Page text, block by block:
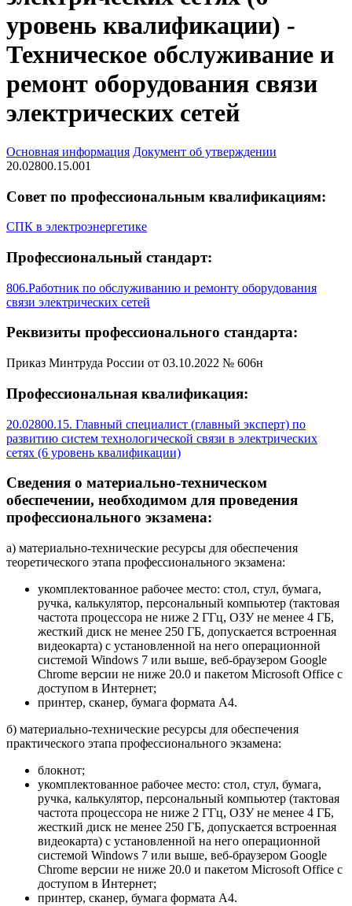
уровень квалификации) -
Техническое обслуживание и
ремонт оборудования связи
электрических сетей
Основная информация Документ об утверждении
20.02800.15.001
Совет по профессиональным квалификациям:
СПК в электроэнергетике
Профессиональный стандарт:
806.Работник по обслуживанию и ремонту оборудования
связи электрических сетей
Реквизиты профессионального стандарта:
Приказ Минтруда России от 03.10.2022 № 606н
Профессиональная квалификация:
20.02800.15. Главный специалист (главный эксперт) по
развитию систем технологической связи в электрических
сетях (6 уровень квалификации)
Сведения о материально-техническом
обеспечении, необходимом для проведения
профессионального экзамена:
а) материально-технические ресурсы для обеспечения
теоретического этапа профессионального экзамена:
укомплектованное рабочее место: стол, стул, бумага,
ручка, калькулятор, персональный компьютер (тактовая
частота процессора не ниже 2 ГГц, ОЗУ не менее 4 ГБ,
жесткий диск не менее 250 ГБ, допускается встроенная
видеокарта) с установленной на него операционной
системой Windows 7 или выше, веб-браузером Google
Chrome версии не ниже 20.0 и пакетом Microsoft Office с
доступом в Интернет;
принтер, сканер, бумага формата А4.
б) материально-технические ресурсы для обеспечения
практического этапа профессионального экзамена:
блокнот;
укомплектованное рабочее место: стол, стул, бумага,
ручка, калькулятор, персональный компьютер (тактовая
частота процессора не ниже 2 ГГц, ОЗУ не менее 4 ГБ,
жесткий диск не менее 250 ГБ, допускается встроенная
видеокарта) с установленной на него операционной
системой Windows 7 или выше, веб-браузером Google
Chrome версии не ниже 20.0 и пакетом Microsoft Office с
доступом в Интернет;
принтер, сканер, бумага формата А4.